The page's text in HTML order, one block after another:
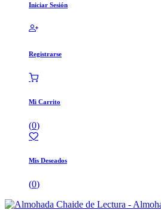
Iniciar Sesión
Registrarse
Mi Carrito
(0)
Mis Deseados
(0)